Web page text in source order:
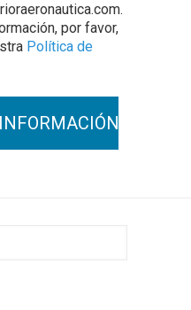
por favor,
Política de